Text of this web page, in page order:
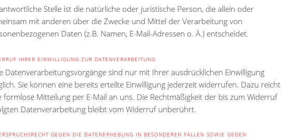
Stelle ist die natürliche oder juristische Person, die allein oder
mit anderen über die Zwecke und Mittel der Verarbeitung von
Daten (z.B. Namen, E-Mail-Adressen o. Ä.) entscheidet.
IHRER EINWILLIGUNG ZUR DATENVERARBEITUNG
Datenverarbeitungsvorgänge sind nur mit Ihrer ausdrücklichen Einwilligung
Sie können eine bereits erteilte Einwilligung jederzeit widerrufen. Dazu reicht
formlose Mitteilung per E-Mail an uns. Die Rechtmäßigkeit der bis zum Widerruf
Datenverarbeitung bleibt vom Widerruf unberührt.
GEGEN DIE DATENERHEBUNG IN BESONDEREN FÄLLEN SOWIE GEGEN